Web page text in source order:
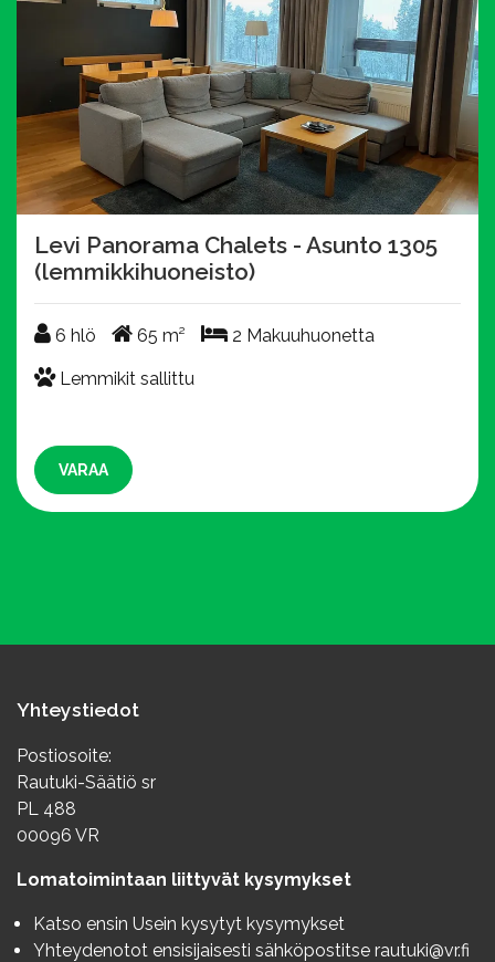
Levi Panorama Chalets - Asunto 1305
(lemmikkihuoneisto)
6 hlö
6 hlö 65 m²
65 m² 2 Makuuhuonetta
2 Makuuhuonetta
Lemmikit sallittu
Lemmikit sallittu
VARAA
Yhteystiedot
Postiosoite:
Rautuki-Säätiö sr
PL 488
00096 VR
Lomatoimintaan liittyvät kysymykset
Katso ensin Usein kysytyt kysymykset
Yhteydenotot ensisijaisesti sähköpostitse rautuki@vr.fi